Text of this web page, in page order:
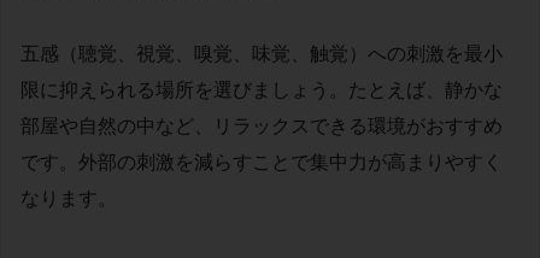
五感（聴覚、視覚、嗅覚、味覚、触覚）への刺激を最小
限に抑えられる場所を選びましょう。たとえば、静かな
部屋や自然の中など、リラックスできる環境がおすすめ
です。外部の刺激を減らすことで集中力が高まりやすく
なります。